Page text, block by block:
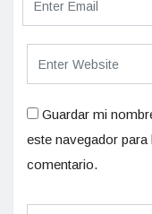
Guardar mi
este navegador
comentario.